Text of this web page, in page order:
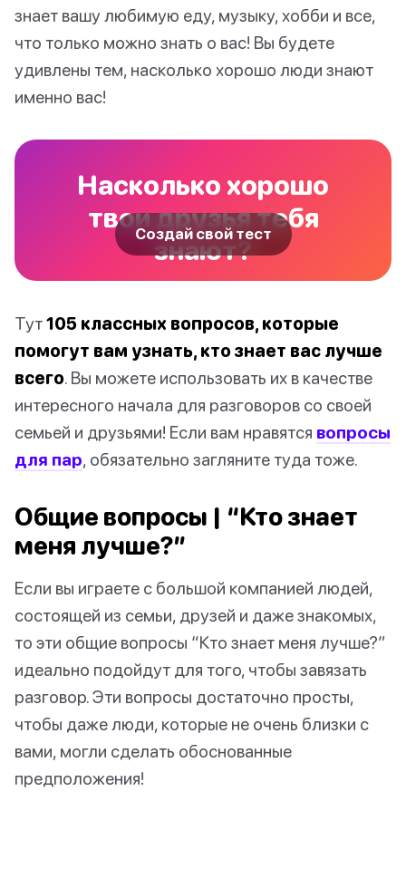
знает вашу любимую еду, музыку, хобби и все,
что только можно знать о вас! Вы будете
удивлены тем, насколько хорошо люди знают
именно вас!
Насколько хорошо
твои друзья тебя
знают?
Создай свой тест
Тут105 классных вопросов, которые
помогут вам узнать, кто знает вас лучше
всего. Вы можете использовать их в качестве
интересного начала для разговоров со своей
семьей и друзьями! Если вам нравятся вопросы
для пар, обязательно загляните туда тоже.
Общие вопросы | “Кто знает
меня лучше?”
Если вы играете с большой компанией людей,
состоящей из семьи, друзей и даже знакомых,
то эти общие вопросы “Кто знает меня лучше?”
идеально подойдут для того, чтобы завязать
разговор. Эти вопросы достаточно просты,
чтобы даже люди, которые не очень близки с
вами, могли сделать обоснованные
предположения!